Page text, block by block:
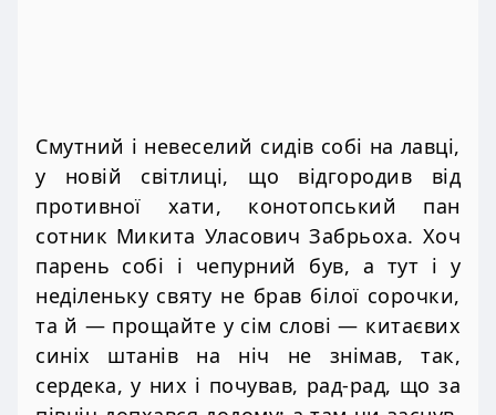
Смутний і невеселий сидів собі на лавці,
у новій світлиці, що відгородив від
противної хати, конотопський пан
сотник Микита Уласович Забрьоха. Хоч
парень собі і чепурний був, а тут і у
неділеньку святу не брав білої сорочки,
та й — прощайте у сім слові — китаєвих
синіх штанів на ніч не знімав, так,
сердека, у них і почував, рад-рад, що за